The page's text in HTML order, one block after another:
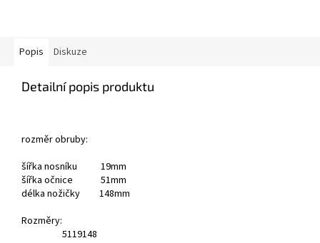
Popis Diskuze
Detailní popis produktu
rozměr obruby:
šířka nosníku 19mm
šířka očnice 51mm
délka nožičky 148mm
Rozměry:
5119148